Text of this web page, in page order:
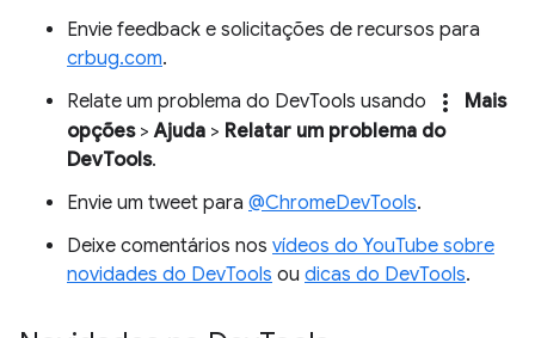
Envie feedback e solicitações de recursos para
crbug.com.
Relate um problema do DevTools usando
more_vert
Mais
opções>Ajuda > Relatar um problema do
DevTools.
Envie um tweet para @ChromeDevTools.
Deixe comentários nos vídeos do YouTube sobre
novidades do DevTools ou dicas do DevTools.